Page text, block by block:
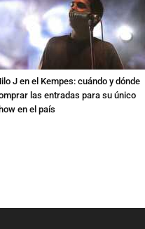
J en el Kempes: cuándo y dónde
las entradas para su único
en el país